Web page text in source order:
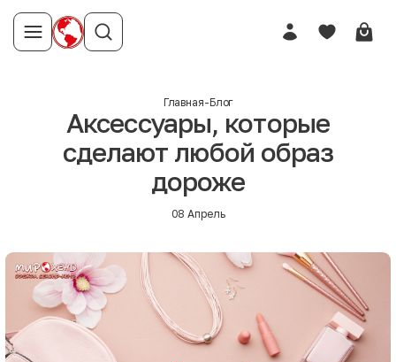
Главная-Блог
Аксессуары, которые
сделают любой образ
дороже
08 Апрель